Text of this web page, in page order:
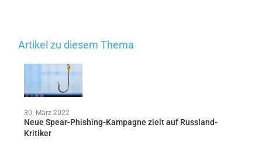
Artikel zu diesem Thema
30. März 2022
Neue Spear-Phishing-Kampagne zielt auf Russland-
Kritiker